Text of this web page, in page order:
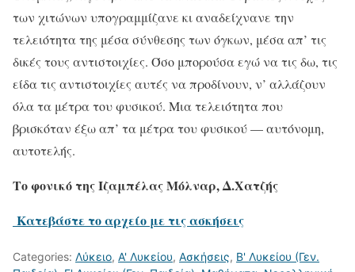
των χιτώνων υπογραμμίζανε κι αναδείχνανε την
τελειότητα της μέσα σύνθεσης των όγκων, μέσα απ’ τις
δικές τους αντιστοιχίες. Όσο μπορούσα εγώ να τις δω, τις
είδα τις αντιστοιχίες αυτές να προδίνουν, ν’ αλλάζουν
όλα τα μέτρα του φυσικού. Μια τελειότητα που
βρισκόταν έξω απ’ τα μέτρα του φυσικού — αυτόνομη,
αυτοτελής.
Το φονικό της Ιζαμπέλας Μόλναρ, Δ.Χατζής
Κατεβάστε το αρχείο με τις ασκήσεις
Categories: Λύκειο, Α' Λυκείου, Ασκήσεις, Β' Λυκείου (Γεν.